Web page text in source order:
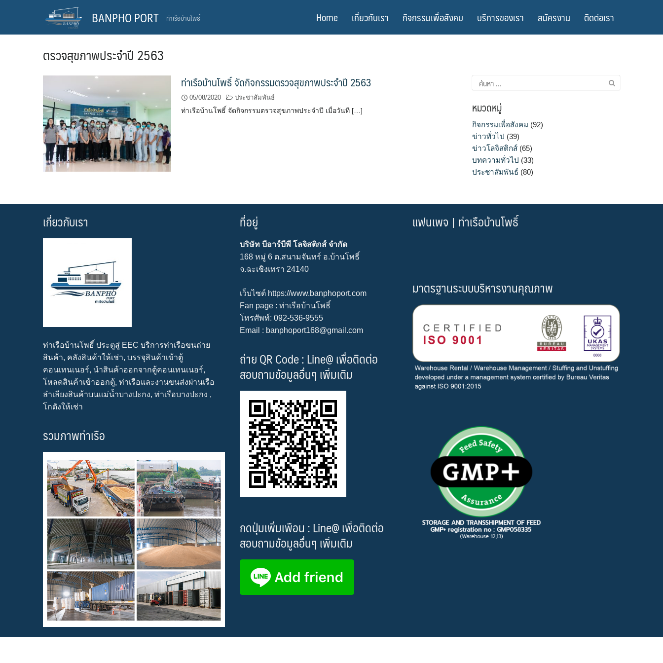
BANPHO PORT ท่าเรือบ้านโพธิ์ Home เกี่ยวกับเรา กิจกรรมเพื่อสังคม บริการของเรา สมัครงาน ติดต่อเรา
ตรวจสุขภาพประจำปี 2563
ท่าเรือบ้านโพธิ์ จัดกิจกรรมตรวจสุขภาพประจำปี 2563
05/08/2020 ประชาสัมพันธ์
ท่าเรือบ้านโพธิ์ จัดกิจกรรมตรวจสุขภาพประจำปี เมื่อวันที […]
ค้นหา
สำหรับ:
หมวดหมู่
กิจกรรมเพื่อสังคม (92)
ข่าวทั่วไป (39)
ข่าวโลจิสติกส์ (65)
บทความทั่วไป (33)
ประชาสัมพันธ์ (80)
เกี่ยวกับเรา
ท่าเรือบ้านโพธิ์ ประตูสู่ EEC บริการท่าเรือขนถ่าย
สินค้า, คลังสินค้าให้เช่า, บรรจุสินค้าเข้าตู้
คอนเทนเนอร์, นำสินค้าออกจากตู้คอนเทนเนอร์,
โหลดสินค้าเข้าออกตู้, ท่าเรือและงานขนส่งผ่านเรือ
ลำเลียงสินค้าบนแม่น้ำบางปะกง, ท่าเรือบางปะกง ,
โกดังให้เช่า
รวมภาพท่าเรือ
ที่อยู่
บริษัท บีอาร์บีพี โลจิสติกส์ จำกัด
168 หมู่ 6 ต.สนามจันทร์ อ.บ้านโพธิ์
จ.ฉะเชิงเทรา 24140
เว็บไซต์ https://www.banphoport.com
Fan page :ท่าเรือบ้านโพธิ์
โทรศัพท์: 092-536-9555
Email : banphoport168@gmail.com
ถ่าย QR Code : Line@ เพื่อติดต่อ
สอบถามข้อมูลอื่นๆ เพิ่มเติม
กดปุ่มเพิ่มเพือน : Line@ เพื่อติดต่อ
สอบถามข้อมูลอื่นๆ เพิ่มเติม
แฟนเพจ | ท่าเรือบ้านโพธิ์
มาตรฐานระบบบริหารงานคุณภาพ